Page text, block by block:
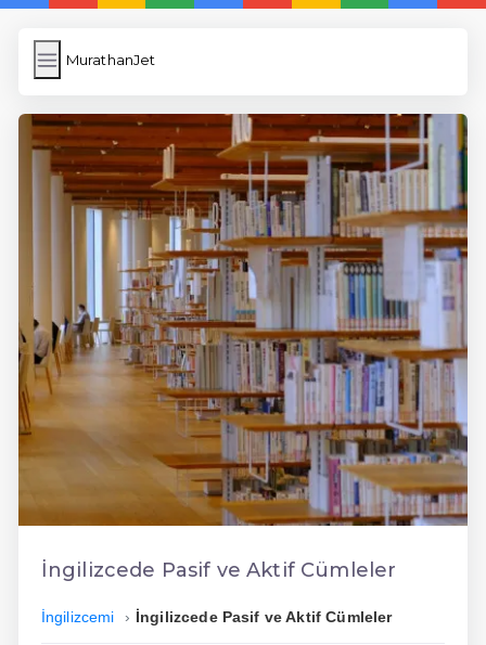
MurathanJet
MurathanJet
Subir Imagen
Wordpress Cache
Anasayfa
5 Günde İngilizce
İngilizce
Dil Eğitimi
En Hızlı İngilizce
En Kolay İngilizce
En Ucuz İngilizce
En Uygun İngilizce
Hızlı İngilizce
İngilizcede Pasif ve Aktif Cümleler
İngilizcemi İngilizcede Pasif ve Aktif Cümleler